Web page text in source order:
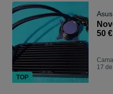
50 €
17
TOP